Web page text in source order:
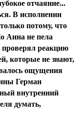
отчаяние...
В исполнении
потому, что
Анна не пела
проверял реакцию
которые не знают,
ощущения
Герман
внутренний
думать,